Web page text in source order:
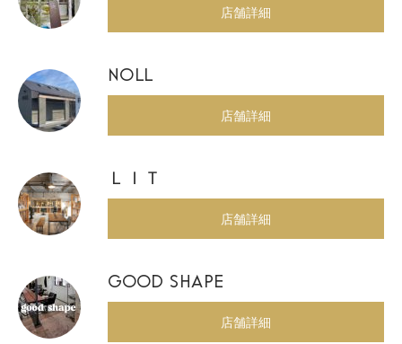
店舗詳細
NOLL
店舗詳細
ＬＩＴ
店舗詳細
GOOD SHAPE
店舗詳細